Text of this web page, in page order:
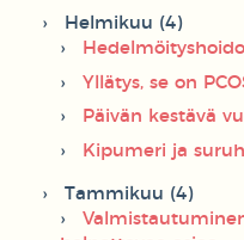
Helmikuu (4)
Yllätys, se on
Päivän kestävä
Kipumeri ja
Tammikuu (4)